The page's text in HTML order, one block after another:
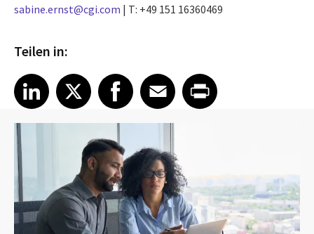
sabine.ernst@cgi.com | T: +49 151 16360469
Teilen in:
Share article on LinkedIn
LinkedIn
Share article on XShare article on Facebook
Facebook
Share article on Email
EmailShare article on Print